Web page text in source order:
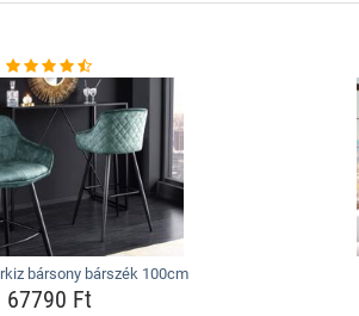
bársony bárszék 100cm
67790 Ft